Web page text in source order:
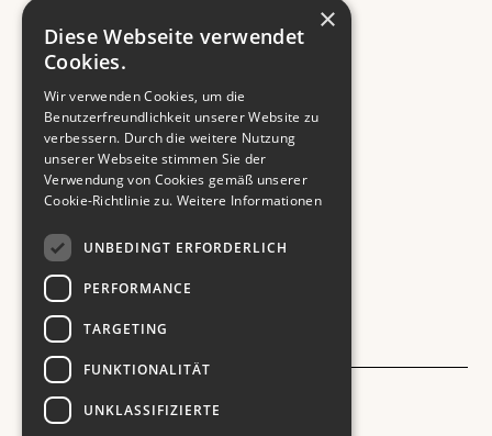
Referenzen
Wissenswertes
Kontakt
Impressum
×
Diese Webseite verwendet
Cookies.
Wir verwenden Cookies, um die
Benutzerfreundlichkeit unserer Website zu
verbessern. Durch die weitere Nutzung
unserer Webseite stimmen Sie der
Verwendung von Cookies gemäß unserer
Cookie-Richtlinie zu. Weitere Informationen
UNBEDINGT ERFORDERLICH
PERFORMANCE
TARGETING
FUNKTIONALITÄT
UNKLASSIFIZIERTE